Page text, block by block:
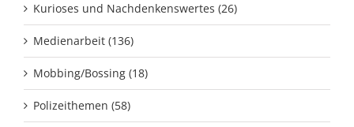
Kurioses und Nachdenkenswertes (26)
Medienarbeit (136)
Mobbing/Bossing (18)
Polizeithemen (58)